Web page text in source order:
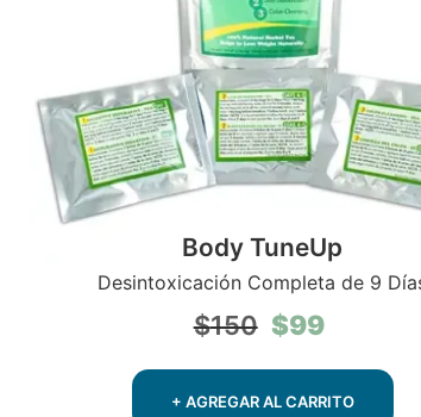
Body TuneUp
Desintoxicación Completa de 9
$150
El
precio
original
era:
$99
actual
es:
+ AGREGAR AL CARRITO